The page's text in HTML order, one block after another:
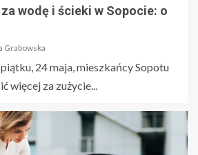
wodę i ścieki w Sopocie: o
Grabowska
24 maja, mieszkańcy Sopotu
więcej za zużycie...